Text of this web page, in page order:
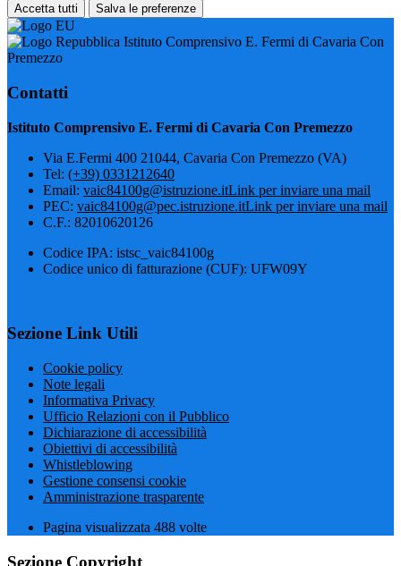
Accetta tutti Salva le preferenze
Istituto Comprensivo E. Fermi di Cavaria Con
Premezzo
Contatti
Istituto Comprensivo E. Fermi di Cavaria Con Premezzo
Via E.Fermi 400 21044, Cavaria Con Premezzo (VA)
Tel: (+39) 0331212640
Email: vaic84100g@istruzione.itLink per inviare una mail
PEC: vaic84100g@pec.istruzione.itLink per inviare una mail
C.F.: 82010620126
Codice IPA: istsc_vaic84100g
Codice unico di fatturazione (CUF): UFW09Y
Sezione Link Utili
Cookie policy
Note legali
Informativa Privacy
Ufficio Relazioni con il Pubblico
Dichiarazione di accessibilità
Obiettivi di accessibilità
Whistleblowing
Gestione consensi cookie
Amministrazione trasparente
Pagina visualizzata 488 volte
Sezione Copyright